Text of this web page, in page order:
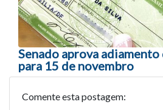
Senado aprova
para 15 de novembro
Comente esta postagem: